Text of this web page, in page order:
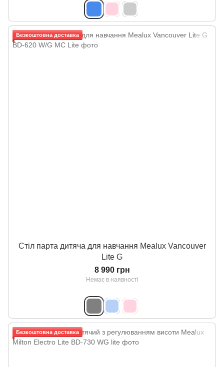
Безкоштовна доставка
Стіл парта дитяча для навчання Mealux Vancouver
Lite G
8 990 грн
Немає в наявності
Безкоштовна доставка